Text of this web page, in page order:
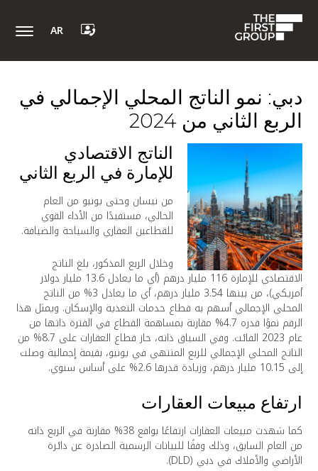
AR
دبي: نمو الناتج المحلي الإجمالي في
الربع الثاني من 2024
الناتج الاقتصادي
للإمارة في الربع الثاني
من نيسان وحتى يونيو من العام
الحالي، مستفيدًا من الأداء القوي
للقطاعين العقاري والسياحة والضيافة.
وخلال الربع المذكور، بلغ الناتج
الاقتصادي للإمارة 116 مليار درهم (أي ما يعادل 13.6 مليار دولار
أمريكي)، من بينها 3.54 مليار درهم، أي ما يعادل 3% من الناتج
المحلي الإجمالي أسهم به قطاع خدمات التغذية والإسكان. ويمثل هذا
الرقم نموًا قدره 4.7% مقارنة بمساهمة القطاع في الفترة ذاتها من
عام 2023 الفائت. وفي السياق ذاته، حاز قطاع العقارات على 8.7% من
الناتج المحلي الإجمالي للربع المنتهي في يونيو، بقيمة إجمالية وصلت
إلى 10.15 مليار درهم، وزيادة قدرها 2.6% على أساس سنوي.
ارتفاع مبيعات العقارات
كما شهدت مبيعات العقارات ارتفاعًا بواقع 38% مقارنة في الربع ذاته
من العام السابق، وذلك وفقًا للبيانات الرسمية الصادرة عن دائرة
الأراضي والأملاك في دبي (DLD).